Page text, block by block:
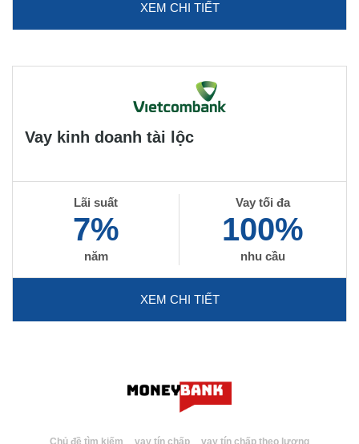
XEM CHI TIẾT
Vay kinh doanh tài lộc
Lãi suất
7%
năm
Vay tối đa
100%
nhu cầu
XEM CHI TIẾT
Chủ đề tìm kiếm vay tín chấp vay tín chấp theo lương